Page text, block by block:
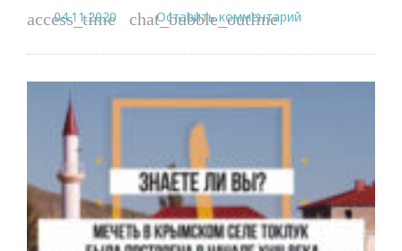
access_time
04.11.2020 chat_bubble_outline
Оставить комментарий